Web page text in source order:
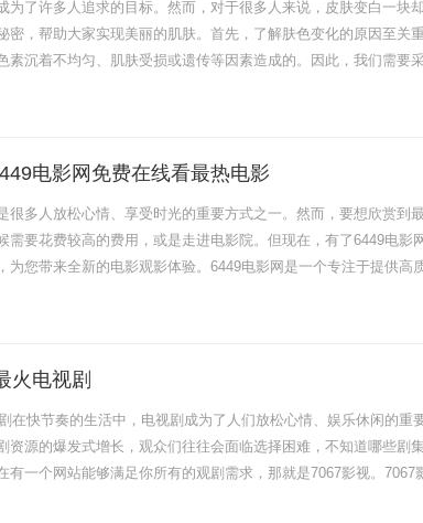
为了许多人追求的目标。然而，对于很多人来说，皮肤变白一块
密，帮助大家实现美丽的肌肤。首先，了解肤色变化的原因至关重
素沉着不均匀、肌肤受损或遗传等因素造成的。因此，我们需要
电影网免费在线看最热电影
很多人放松心情、享受时光的重要方式之一。然而，要想欣赏到最
需要花费较高的费用，或是走进电影院。但现在，有了6449电影
为您带来全新的电影观影体验。6449电影网是一个专注于提供高
火电视剧
在快节奏的生活中，电视剧成为了人们放松心情、娱乐休闲的重
资源的爆发式增长，观众们往往会面临选择困难，不知道哪些剧
有一个网站能够满足你所有的观剧需求，那就是7067影视。7067